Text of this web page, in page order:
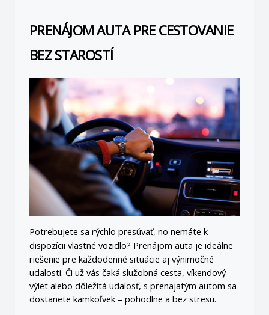
PRENÁJOM AUTA PRE CESTOVANIE
BEZ STAROSTÍ
Potrebujete sa rýchlo presúvať, no nemáte k
dispozícii vlastné vozidlo? Prenájom auta je ideálne
riešenie pre každodenné situácie aj výnimočné
udalosti. Či už vás čaká služobná cesta, víkendový
výlet alebo dôležitá udalosť, s prenajatým autom sa
dostanete kamkoľvek – pohodlne a bez stresu.